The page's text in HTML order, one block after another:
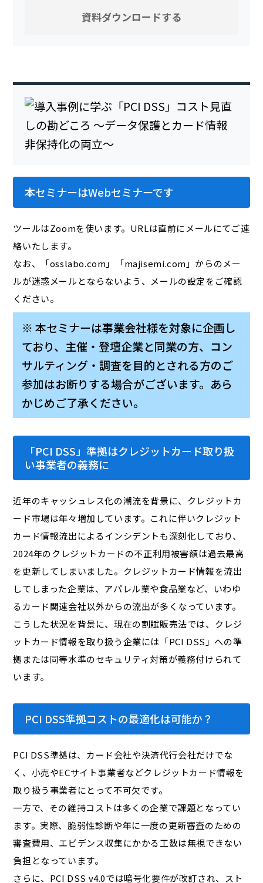
本セミナーはWebセミナーです
ツールはZoomを使います。URLは直前にメールにてご連
絡いたします。
なお、「osslabo.com」「majisemi.com」からのメー
ルが迷惑メールとならないよう、メールの設定をご確認
ください。
※ 本セミナーは事業会社様を対象に企画し
ており、主催・登壇企業と同業の方、コン
サルティング・調査を目的とされる方のご
参加はお断りする場合がございます。あら
かじめご了承ください。
「PCI DSS」準拠はクレジットカード取り扱
い事業者の義務に
近年のキャッシュレス化の潮流を背景に、クレジットカ
ード市場は年々増加しています。これに伴いクレジット
カード情報流出によるインシデントも深刻化しており、
2024年のクレジットカードの不正利用被害額は過去最高
を更新してしまいました。クレジットカード情報を流出
してしまった企業は、アパレル業や食品業など、いわゆ
るカード関連会社以外からの流出が多くなっています。
こうした状況を背景に、現在の割賦販売法では、クレジ
ットカード情報を取り扱う企業には「PCI DSS」への準
拠または同等水準のセキュリティ対策が義務付けられて
います。
PCI DSS準拠コストの最適化は可能か？
PCI DSS準拠は、カード会社や決済代行会社だけでな
く、小売やECサイト事業者などクレジットカード情報を
取り扱う事業者にとって不可欠です。
一方で、その維持コストは多くの企業で課題となってい
ます。実際、脆弱性診断や年に一度の更新審査のための
審査費用、エビデンス収集にかかる工数は無視できない
負担となっています。
さらに、PCI DSS v4.0では暗号化要件が改訂され、スト